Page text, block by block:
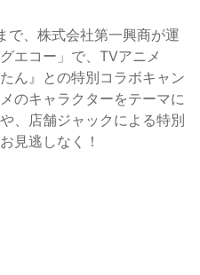
、株式会社第一興商が運
エコー」で、TVアニメ
ん』との特別コラボキャン
のキャラクターをテーマに
、店舗ジャックによる特別
見逃しなく！